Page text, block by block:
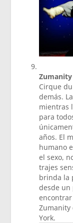
Zumanity
Cirque
demás.
mientras
para
años. El
humano
el sexo,
trajes
brinda la
desde un
Zumanity
York.